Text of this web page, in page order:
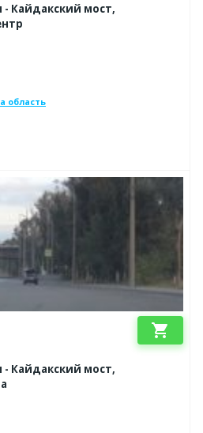
- Кайдакский мост,
область
shopping_cart
- Кайдакский мост,